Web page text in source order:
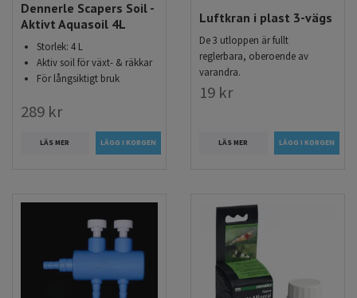
Dennerle Scapers Soil -
Aktivt Aquasoil 4L
Storlek: 4 L
Aktiv soil för växt- & räkkar
För långsiktigt bruk
289 kr
LÄS MER
Luftkran i plast 3-vägs
De 3 utloppen är fullt
reglerbara, oberoende av
varandra.
19 kr
LÄS MER